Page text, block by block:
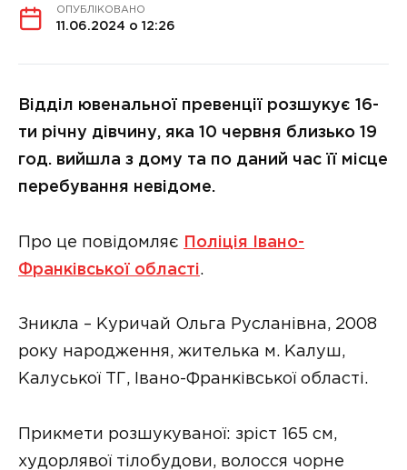
ОПУБЛІКОВАНО
11.06.2024 о 12:26
Відділ ювенальної превенції розшукує 16-
ти річну дівчину, яка 10 червня близько 19
год. вийшла з дому та по даний час її місце
перебування невідоме.
Про це повідомляє
Поліція Івано-
Франківської області.
Зникла – Куричай Ольга Русланівна, 2008
року народження, жителька м. Калуш,
Калуської ТГ, Івано-Франківської області.
Прикмети розшукуваної: зріст 165 см,
худорлявої тілобудови, волосся чорне